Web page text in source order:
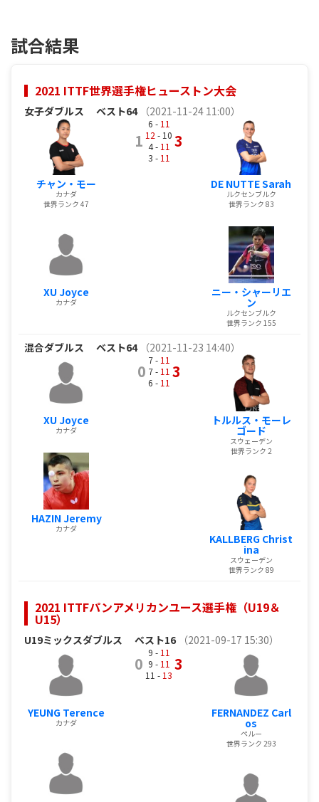
試合結果
2021 ITTF世界選手権ヒューストン大会
女子ダブルス ベスト64 （2021-11-24 11:00）
チャン・モー
カナダ
世界ランク 47
XU Joyce
カナダ
1
6 - 11
12 - 10
4 - 11
3 - 11
3
DE NUTTE Sarah
ルクセンブルク
世界ランク 83
ニー・シャーリエ
ン
ルクセンブルク
世界ランク 155
混合ダブルス ベスト64 （2021-11-23 14:40）
XU Joyce
カナダ
HAZIN Jeremy
カナダ
0
7 - 11
7 - 11
6 - 11
3
トルルス・モーレ
ゴード
スウェーデン
世界ランク 2
KALLBERG Christ
ina
スウェーデン
世界ランク 89
2021 ITTFパンアメリカンユース選手権（U19＆
U15）
U19ミックスダブルス ベスト16 （2021-09-17 15:30）
YEUNG Terence
カナダ
0
9 - 11
9 - 11
11 - 13
3
FERNANDEZ Carl
os
ペルー
世界ランク 293